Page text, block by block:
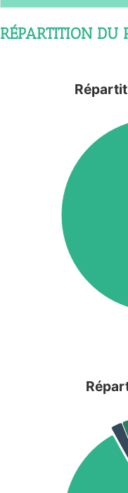
RÉPARTITION DU